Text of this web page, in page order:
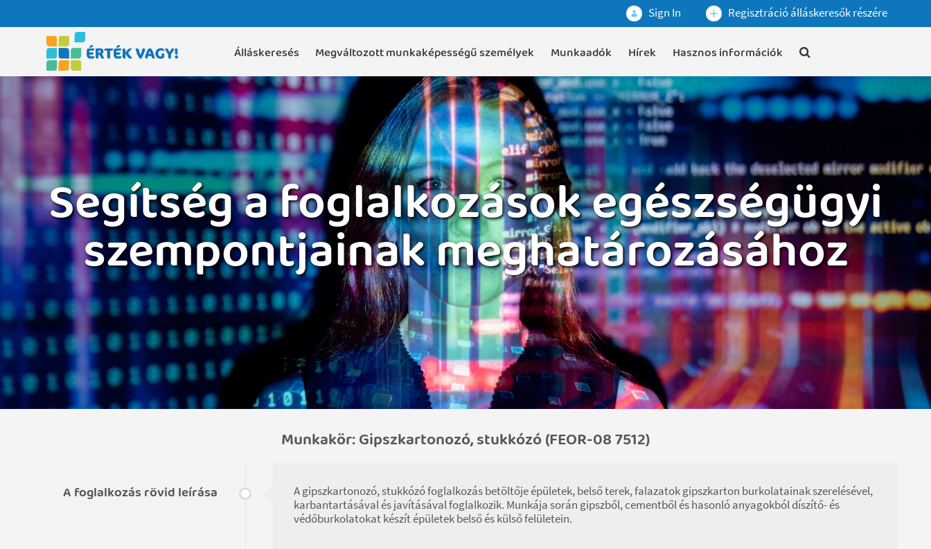
Sign In Regisztráció álláskeresők részére
Álláskeresés Megváltozott munkaképességű személyek Munkaadók Hírek Hasznos információk
Segítség a foglalkozások egészségügyi
szempontjainak meghatározásához
Munkakör: Gipszkartonozó, stukkózó (FEOR-08 7512)
A foglalkozás rövid leírása
A gipszkartonozó, stukkózó foglalkozás betöltője épületek, belső terek, falazatok gipszkarton burkolatainak szerelésével,
karbantartásával és javításával foglalkozik. Munkája során gipszből, cementből és hasonló anyagokból díszítő- és
védőburkolatokat készít épületek belső és külső felületein.